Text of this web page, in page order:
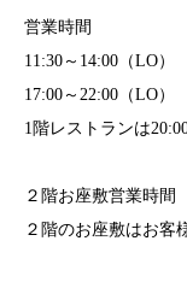
営業時間
11:30～14:00（LO）
17:00～22:00（LO）
1階レストランは
２階お座敷営業時間
２階のお座敷はお客